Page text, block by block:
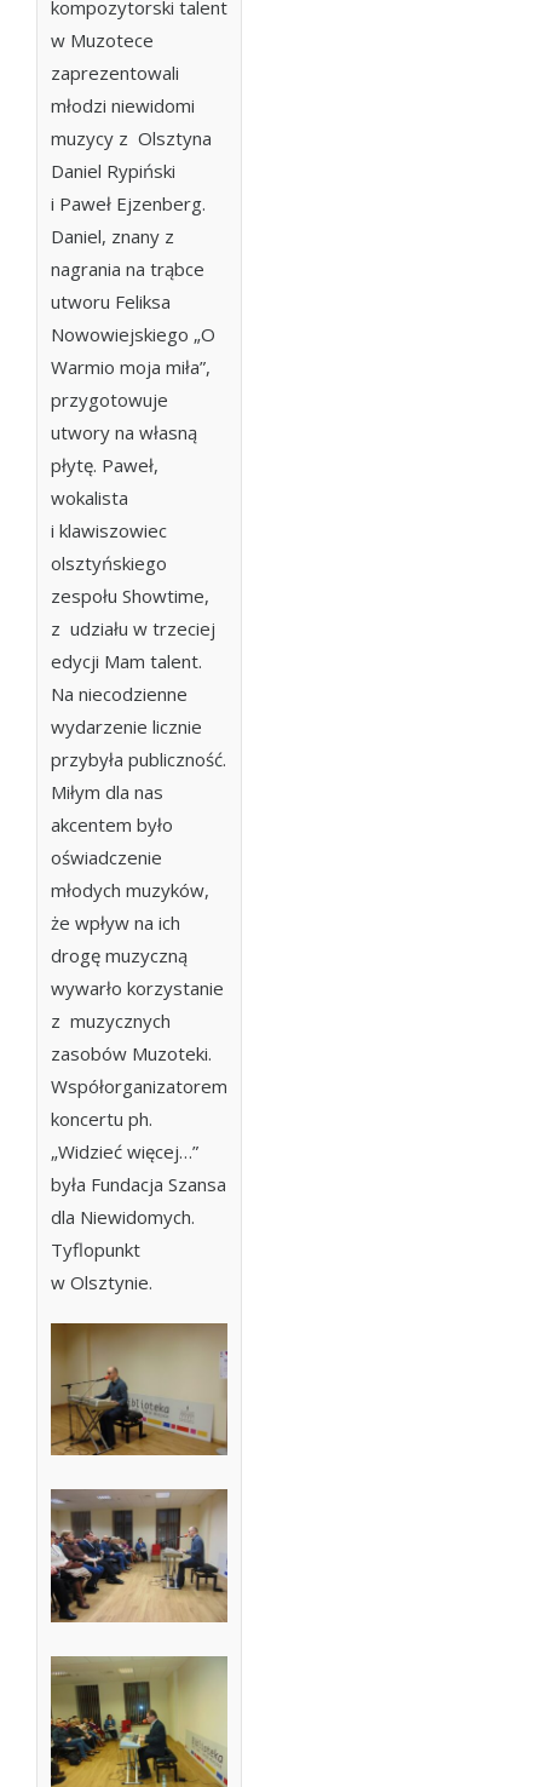
kompozytorski talent
w Muzotece
zaprezentowali
młodzi niewidomi
muzycy z Olsztyna
Daniel Rypiński
i Paweł Ejzenberg.
Daniel, znany z
nagrania na trąbce
utworu Feliksa
Nowowiejskiego „O
Warmio moja miła”,
przygotowuje
utwory na własną
płytę. Paweł,
wokalista
i klawiszowiec
olsztyńskiego
zespołu Showtime,
z udziału w trzeciej
edycji Mam talent.
Na niecodzienne
wydarzenie licznie
przybyła publiczność.
Miłym dla nas
akcentem było
oświadczenie
młodych muzyków,
że wpływ na ich
drogę muzyczną
wywarło korzystanie
z muzycznych
zasobów Muzoteki.
Współorganizatorem
koncertu ph.
„Widzieć więcej…”
była Fundacja Szansa
dla Niewidomych.
Tyflopunkt
w Olsztynie.